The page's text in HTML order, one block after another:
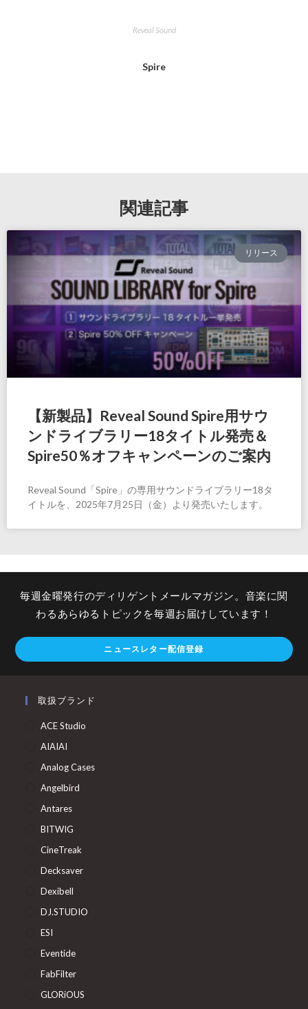
Reveal Sound
Spire
関連記事
リリース
【新製品】Reveal Sound Spire用サウ
ンドライブラリー18タイトル発売＆
Spire50％オフキャンペーンのご案内
Reveal Sound「Spire」の専用サウンドライブラリー18タ
イトルを、2025年7月25日（金）より発売いたします。
毎週金曜発行のディリゲントメールマガジン。音楽に関
わるあらゆるトピックを毎週お届けしています！
ニュースレター配信登録
取扱ブランド
ACE Studio
AIAIAI
Analog Cases
Angelbird
Antares
BITWIG
CineTreak
Decksaver
Dexibell
DJ.STUDIO
ESI
Eventide
FabFilter
GLORiOUS